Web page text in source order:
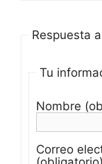
Respuesta
Tu
Nombre
Correo